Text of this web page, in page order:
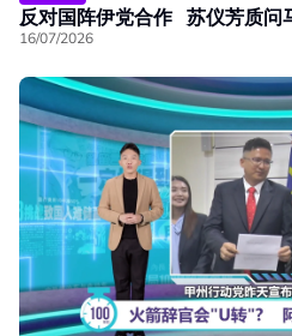
反对国阵伊党合作 苏仪芳质问
16/07/2026